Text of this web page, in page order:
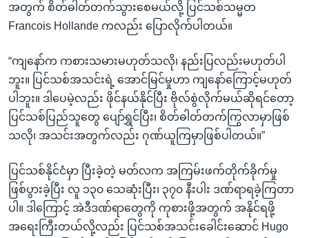
အတွက် စိတ်ဓါတ်တက်သွားစေမယ်လို့ ပြင်သစ်သမ္မတ
Francois Hollande ကလည်း ပြောလိုက်ပါတယ်။
“ကျနော်က ကစားသမားမဟုတ်သလို၊ နည်းပြလည်းမဟုတ်ပါ
ဘူး။ ပြင်သစ်အသင်းရဲ့ အောင်မြင်မှုဟာ ကျနော်ကြောင့်မဟုတ်
ပါဘူး။ ဒါပေမဲ့လည်း ဖိုင်နယ်နိုင်ပြီး ဗိုလ်စွဲလိုက်မယ်ဆိုရင်တော့
ပြင်သစ်ပြည်သူတွေ ပျော်ရွှင်ပြီး၊ စိတ်ဓါတ်တက်ကြွလာမှာဖြစ်
သလို၊ အသင်းအတွက်လည်း ဂုဏ်ယူကြမှာဖြစ်ပါတယ်။”
ပြင်သစ်နိုင်ငံမှာ ပြီးခဲ့တဲ့ မတ်လက အကြမ်းဖက်တိုက်ခိုက်မှု
ဖြစ်ပွားခဲ့ပြီး လူ ၁၃၀ သေဆုံးပြီး၊ ၃၇၀ နီးပါး ဒဏ်ရာရခဲ့ကြတာ
ပါ။ ဒါကြောင့် အဲဒီဒဏ်ရာတွေကို ကုစားဖို့အတွက် အနိုင်ရဖို့
အရေးကြီးတယ်လို့လည်း ပြင်သစ်အသင်းခေါင်းဆောင် Hugo